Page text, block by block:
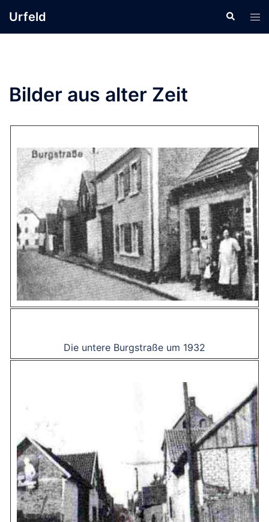
InhaltUrfeld Suche
Bilder aus alter Zeit
Die untere Burgstraße um 1932